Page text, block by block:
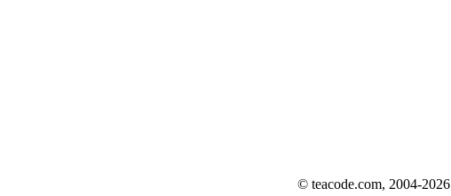
© teacode.com, 2004-2026